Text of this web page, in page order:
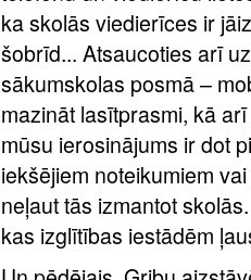
ka skolās viedierīces ir
šobrīd... Atsaucoties arī
sākumskolas posmā –
mazināt lasītprasmi, kā
mūsu ierosinājums ir dot
iekšējiem noteikumiem
neļaut tās izmantot
kas izglītības iestādēm